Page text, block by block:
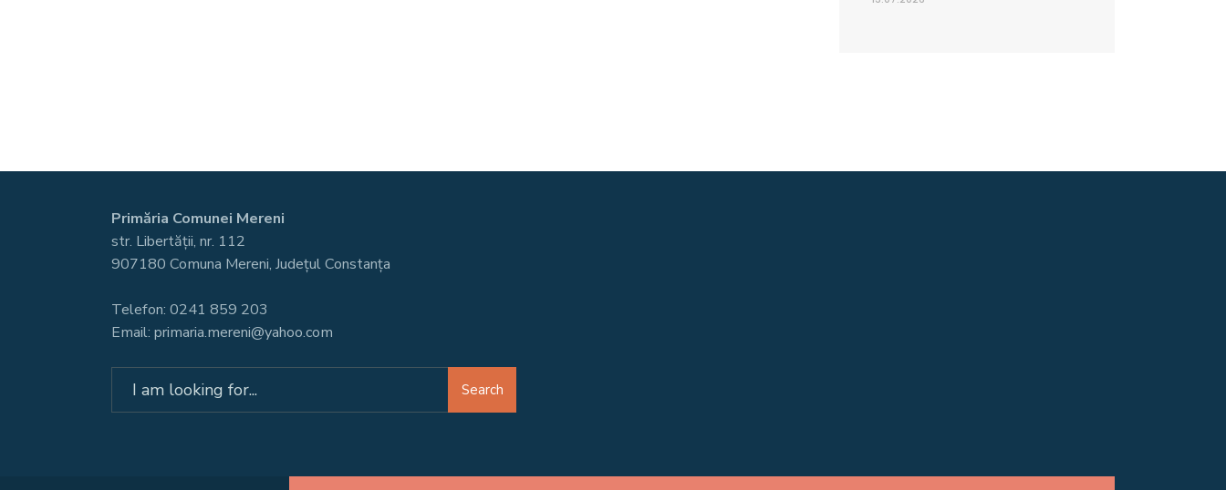
Primăria Comunei Mereni
str. Libertății, nr. 112
907180 Comuna Mereni, Județul Constanța
Telefon: 0241 859 203
Email: primaria.mereni@yahoo.com
Search